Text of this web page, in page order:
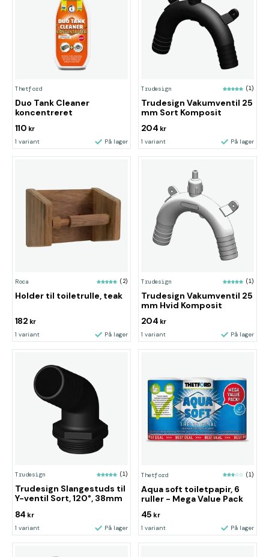
Thetford
Duo Tank Cleaner
koncentreret
110 kr
1 variant På lager
Trudesign (1)
Trudesign Vakumventil 25
mm Sort Komposit
204 kr
1 variant På lager
Roca (2)
Holder til toiletrulle, teak
182 kr
1 variant På lager
Trudesign (1)
Trudesign Vakumventil 25
mm Hvid Komposit
204 kr
1 variant På lager
Trudesign (1)
Trudesign Slangestuds til
Y-ventil Sort, 120°, 38mm
84 kr
1 variant På lager
Thetford (1)
Aqua soft toiletpapir, 6
ruller - Mega Value Pack
45 kr
1 variant På lager